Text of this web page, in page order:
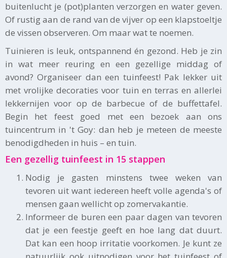
buitenlucht je (pot)planten verzorgen en water geven.
Of rustig aan de rand van de vijver op een klapstoeltje
de vissen observeren. Om maar wat te noemen.
Tuinieren is leuk, ontspannend én gezond. Heb je zin
in wat meer reuring en een gezellige middag of
avond? Organiseer dan een tuinfeest! Pak lekker uit
met vrolijke decoraties voor tuin en terras en allerlei
lekkernijen voor op de barbecue of de buffettafel.
Begin het feest goed met een bezoek aan ons
tuincentrum in 't Goy: dan heb je meteen de meeste
benodigdheden in huis – en tuin.
Een gezellig tuinfeest in 15 stappen
Nodig je gasten minstens twee weken van
tevoren uit want iedereen heeft volle agenda's of
mensen gaan wellicht op zomervakantie.
Informeer de buren een paar dagen van tevoren
dat je een feestje geeft en hoe lang dat duurt.
Dat kan een hoop irritatie voorkomen. Je kunt ze